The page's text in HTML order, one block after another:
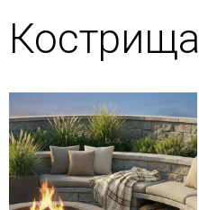
Кострища